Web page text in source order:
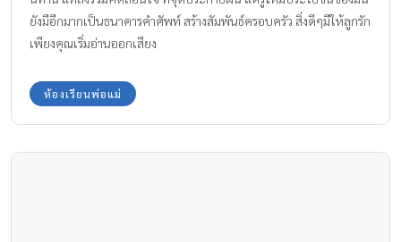
ยังมีอีกมากเป็นธนาคารคำศัพท์ สร้างสัมพันธ์ครอบครัว สิ่งดีๆมีให้ลูกรัก
เพียงคุณเริ่มอ่านออกเสียง
ห้องเรียนพ่อแม่